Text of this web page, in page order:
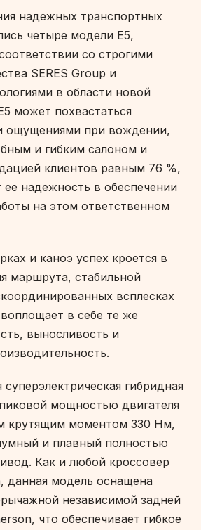
надежных транспортных
четыре модели E5,
со строгими
SERES Group и
в области новой
может похвастаться
ощущениями при вождении,
и гибким салоном и
клиентов равным 76 %,
ее надежность в обеспечении
на этом ответственном
и каноэ успех кроется в
маршрута, стабильной
всплесках
в себе те же
выносливость и
суперэлектрическая гибридная
мощностью двигателя
крутящим моментом 330 Нм,
и плавный полностью
Как и любой кроссовер
данная модель оснащена
независимой задней
что обеспечивает гибкое